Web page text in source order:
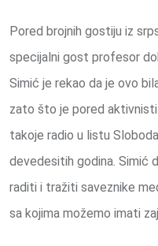
Pored brojnih gostiju iz
specijalni gost profesor
Simić je rekao da je ovo
zato što je pored
takoje radio u listu
devedesitih godina. Simić
raditi i tražiti saveznike
sa kojima možemo imati